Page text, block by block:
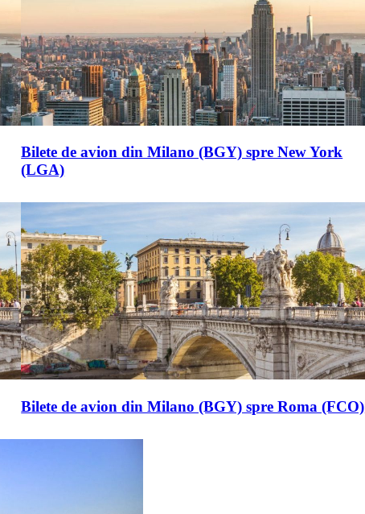
Bilete de avion din Milano (BGY) spre New York
(LGA)
Bilete de avion din Milano (BGY) spre Roma (FCO)